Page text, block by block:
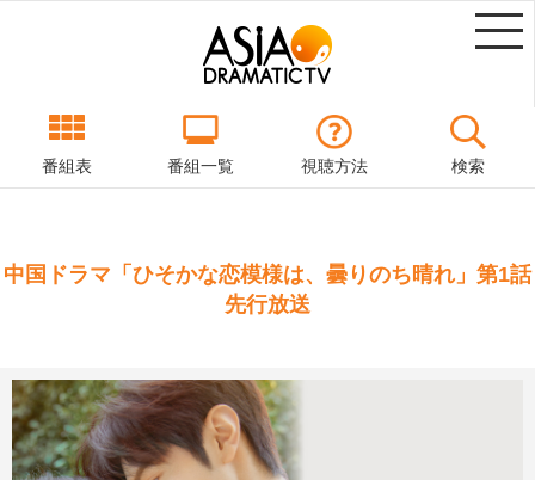
番組表 番組一覧 視聴方法 検索
中国ドラマ「ひそかな恋模様は、曇りのち晴れ」第1話
先行放送